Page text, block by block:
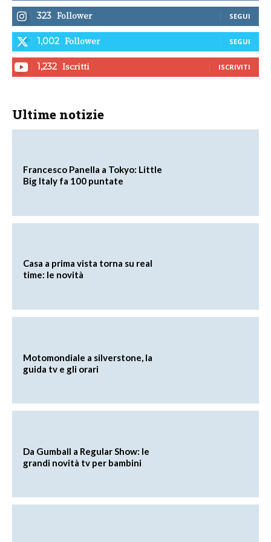
323 Follower SEGUI
1,002 Follower SEGUI
1,232 Iscritti ISCRIVITI
Ultime notizie
Francesco Panella a Tokyo: Little
Big Italy fa 100 puntate
Casa a prima vista torna su real
time: le novità
Motomondiale a silverstone, la
guida tv e gli orari
Da Gumball a Regular Show: le
grandi novità tv per bambini